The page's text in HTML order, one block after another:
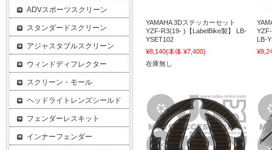
YAMAHA 3Dステッカーセット
YZF-R3(19- )【LabelBike製】 LB-
YSET102
¥8,140(本体 ¥7,400)
在庫無し
LB-
ADVスポーツスクリーン
スタンダードスクリーン
アジャスタブルスクリーン
ウィンドディフレクター
スクリーン・モール
ヘッドライトレンズシールド
フェンダーレスキット
インナーフェンダー